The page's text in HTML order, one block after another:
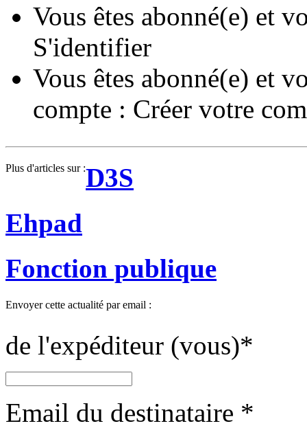
Vous êtes abonné(e) et
S'identifier
Vous êtes abonné(e) et
compte : Créer votre
Plus d'articles sur :D3S
Ehpad
Fonction publique
Envoyer cette actualité par email :
de l'expéditeur (vous)*
Email du destinataire *